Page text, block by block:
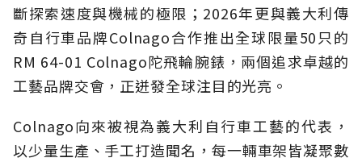
斷探索速度與機械的極限；2026年更與義大利傳
奇自行車品牌Colnago合作推出全球限量50只的
RM 64-01 Colnago陀飛輪腕錶，兩個追求卓越的
工藝品牌交會，正迸發全球注目的光亮。
Colnago向來被視為義大利自行車工藝的代表，
以少量生產、手工打造聞名，每一輛車架皆凝聚數